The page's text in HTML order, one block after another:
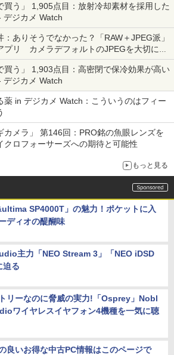
買う」 1,905点目：放射冷却素材を採用した
デジカメ Watch
ありそうでなかった？「RAW＋JPEG派」
プリ カメラデフォルトのJPEGを大切にす
買う」 1,903点目：高密閉で保冷効果が高い
デジカメ Watch
薬 in デジカメ Watch：こういうのはフィー
カメラ」 第146回：PRO銘の魚眼レンズを
クロフォーサーズへの期待と可能性
もっと見る
SP4000T」の魅力！ポケットに入
ディオの醍醐味
主力「NEO Stream 3」「NEO iDSD
迫る
リーなのに脅威の実力!「Osprey」Nobl
ワイヤレスイヤフォン4機種を一気に聴
良いお得な中古PC情報はこのページで